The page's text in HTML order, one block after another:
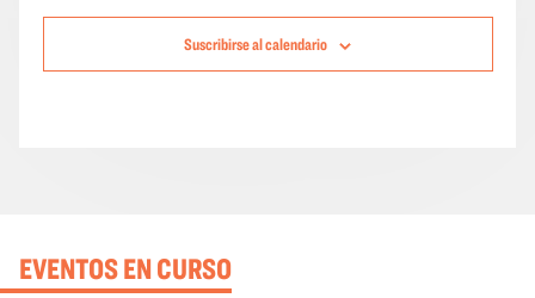
Suscribirse al calendario
EVENTOS EN CURSO